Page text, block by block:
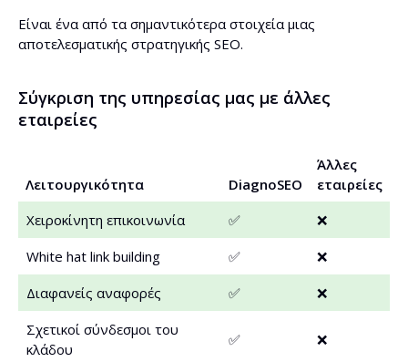
Είναι ένα από τα σημαντικότερα στοιχεία μιας
αποτελεσματικής στρατηγικής SEO.
Σύγκριση της υπηρεσίας μας με άλλες
εταιρείες
Λειτουργικότητα DiagnoSEO
Άλλες
εταιρείες
Χειροκίνητη επικοινωνία
✅
❌
White hat link building
✅
❌
Διαφανείς αναφορές
✅
❌
Σχετικοί σύνδεσμοι του
κλάδου
✅ ❌